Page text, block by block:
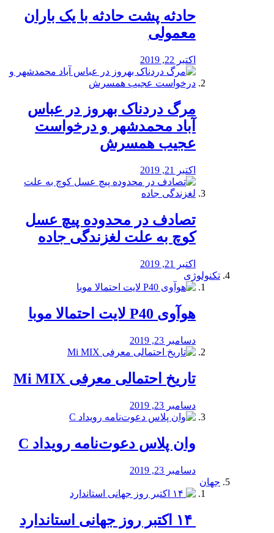
️حادثه پشت حادثه با یک باران
معمولی
اکتبر 22, 2019
مرگ دردناک بهروز در عباس
آباد محمدشهر و درخواست
عجیب همسرش
اکتبر 21, 2019
تصادف در محدوده پیچ عسل
کوچ به علت لغزندگی جاده
اکتبر 21, 2019
تکنولوژی
هوآوی P40 لایت احتمالا موبا
دسامبر 23, 2019
تاریخ احتمالی معرفی Mi MIX
دسامبر 23, 2019
وان پلاس دعوت‌نامه رویداد C
دسامبر 23, 2019
جهان